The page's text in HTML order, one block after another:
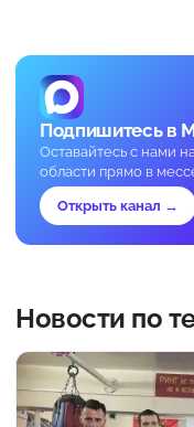
Подпишитесь в
Оставайтесь с нами
области прямо в
Открыть канал →
Новости по